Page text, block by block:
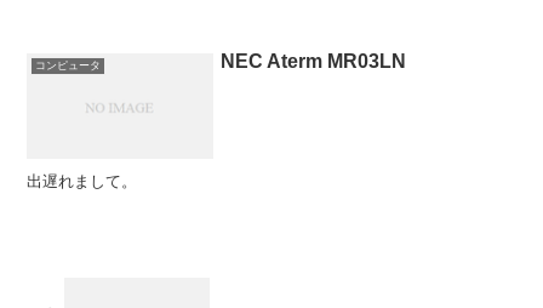
コンピュータ NEC Aterm MR03LN
出遅れまして。